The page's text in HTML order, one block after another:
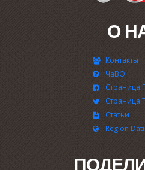
О
Контакты
ЧаВО
Страница
Страница
Статьи
Region